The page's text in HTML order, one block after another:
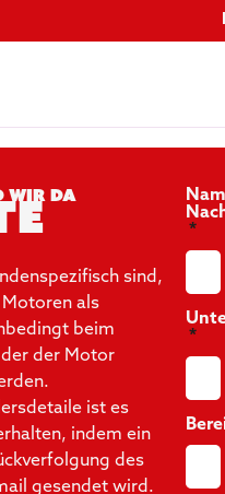
wir da
sind,
als
beim
der Motor
ist es
indem ein
des
gesendet wird.